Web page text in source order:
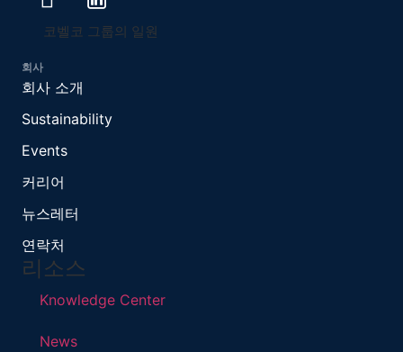
코벨코 그룹의 일원
회사
회사 소개
Sustainability
Events
커리어
뉴스레터
연락처
리소스
Knowledge Center
News